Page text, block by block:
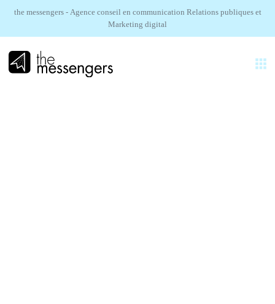
the messengers - Agence conseil en communication Relations publiques et
Marketing digital